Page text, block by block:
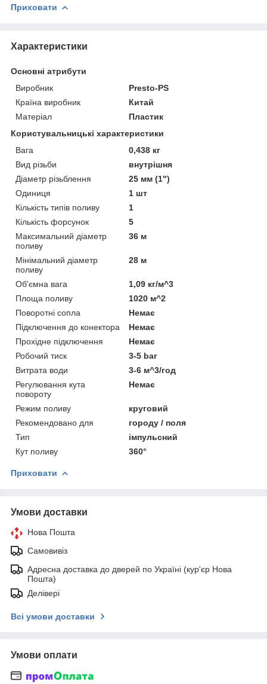
Приховати
Характеристики
Основні атрибути
Виробник
Presto-PS
Країна виробник
Китай
Матеріал
Пластик
Користувальницькі характеристики
Вага
0,438 кг
Вид різьби
внутрішня
Діаметр різьблення
25 мм (1")
Одиниця
1 шт
Кількість типів поливу
1
Кількість форсунок
5
Максимальний діаметр
поливу
36 м
Мінімальний діаметр
поливу
28 м
Об'ємна вага
1,09 кг/м^3
Площа поливу
1020 м^2
Поворотні сопла
Немає
Підключення до конектора
Немає
Прохідне підключення
Немає
Робочий тиск
3-5 bar
Витрата води
3-6 м^3/год
Регулювання кута
повороту
Немає
Режим поливу
круговий
Рекомендовано для
городу / поля
Тип
імпульсний
Кут поливу
360°
Приховати
Умови доставки
Нова Пошта
Самовивіз
Адресна доставка до дверей по Україні (кур'єр Нова
Пошта)
Делівері
Всі умови доставки
Умови оплати